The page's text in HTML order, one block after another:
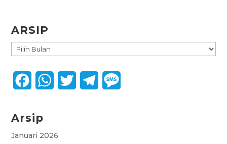
ARSIP
ARSIP
c
e
W
t
T
Arsip
Januari 2026